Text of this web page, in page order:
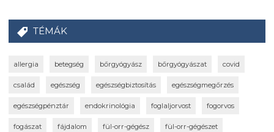
TÉMÁK
allergia betegség bőrgyógyász bőrgyógyászat covid
család egészség egészségbiztosítás egészségmegőrzés
egészségpénztár endokrinológia foglaljorvost fogorvos
fogászat fájdalom fül-orr-gégész fül-orr-gégészet